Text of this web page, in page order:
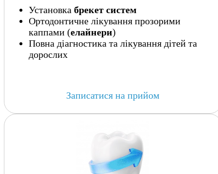
Установка брекет систем
Ортодонтичне лікування прозорими
каппами (елайнери)
Повна діагностика та лікування дітей та
дорослих
Записатися на прийом